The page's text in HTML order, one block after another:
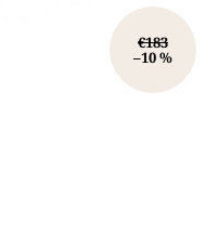
€183
–10 %